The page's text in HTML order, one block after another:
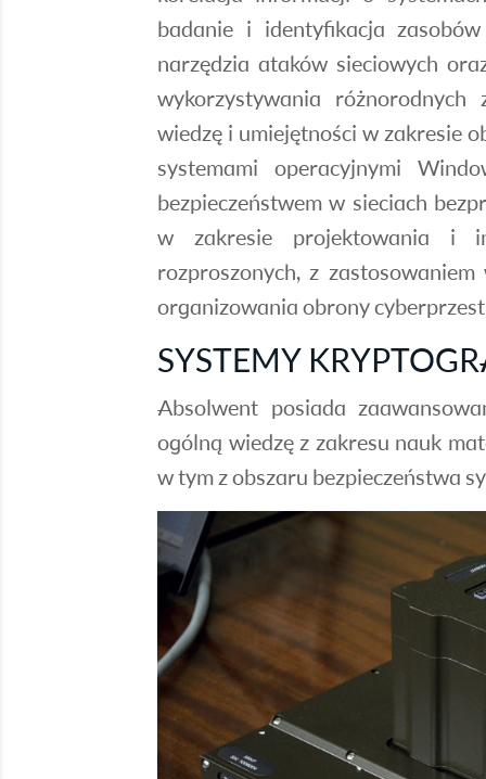
badanie i identyfikacja
narzędzia ataków sieciowych
wykorzystywania różnorodnych
wiedzę i umiejętności w zakresie
systemami operacyjnymi
bezpieczeństwem w sieciach
w zakresie projektowania i
rozproszonych, z
organizowania obrony
SYSTEMY
Absolwent posiada
ogólną wiedzę z zakresu nauk
w tym z obszaru bezpieczeństwa